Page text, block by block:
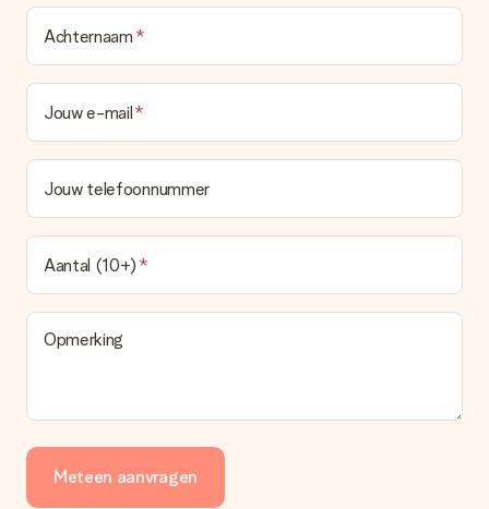
Achternaam
Jouw e-mail
Jouw telefoonnummer
Aantal (10+)
Opmerking
Meteen aanvragen